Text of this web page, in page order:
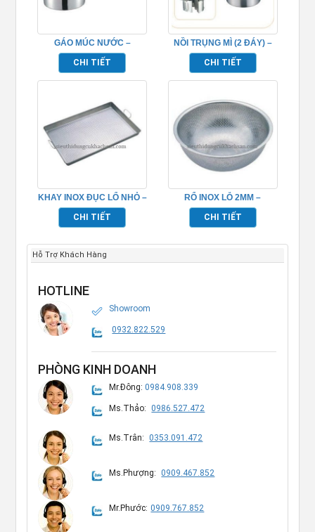
GÁO MÚC NƯỚC –
TP696084
CHI TIẾT
NỒI TRỤNG MÌ (2 ĐÁY) –
TP696037
CHI TIẾT
KHAY INOX ĐỤC LỔ NHỎ –
TP696062
CHI TIẾT
RỔ INOX LỖ 2MM –
TP696051
CHI TIẾT
Hỗ Trợ Khách Hàng
HOTLINE
Showroom
0932.822.529
PHÒNG KINH DOANH
Mr.Đông:0984.908.339
Ms.Thảo: 0986.527.472
Ms.Trân: 0353.091.472
Ms.Phượng: 0909.467.852
Mr.Phước: 0909.767.852